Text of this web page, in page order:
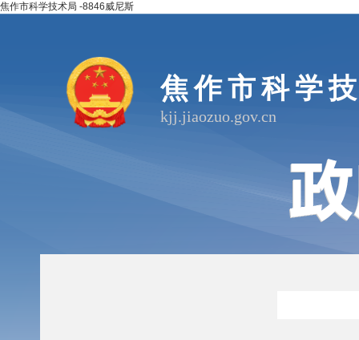
焦作市科学技术局 -8846威尼斯
焦作市科学
kjj.jiaozuo.gov.cn